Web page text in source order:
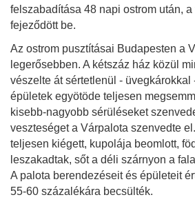
felszabadítása 48 napi ostrom után, a
fejeződött be.
Az ostrom pusztításai Budapesten a
legerősebben. A kétszáz ház közül
vészelte át sértetlenül - üvegkárokkal
épületek egyötöde teljesen
kisebb-nagyobb sérüléseket
veszteséget a Várpalota szenvedte
teljesen kiégett, kupolája beomlott,
leszakadtak, sőt a déli szárnyon a
A palota berendezéseit és épületeit
55-60 százalékára becsülték.